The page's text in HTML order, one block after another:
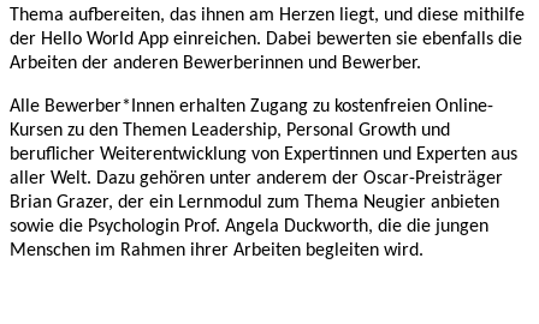
Thema aufbereiten, das ihnen am Herzen liegt, und diese mithilfe
der Hello World App einreichen. Dabei bewerten sie ebenfalls die
Arbeiten der anderen Bewerberinnen und Bewerber.
Alle Bewerber*Innen erhalten Zugang zu kostenfreien Online-
Kursen zu den Themen Leadership, Personal Growth und
beruflicher Weiterentwicklung von Expertinnen und Experten aus
aller Welt. Dazu gehören unter anderem der Oscar-Preisträger
Brian Grazer, der ein Lernmodul zum Thema Neugier anbieten
sowie die Psychologin Prof. Angela Duckworth, die die jungen
Menschen im Rahmen ihrer Arbeiten begleiten wird.